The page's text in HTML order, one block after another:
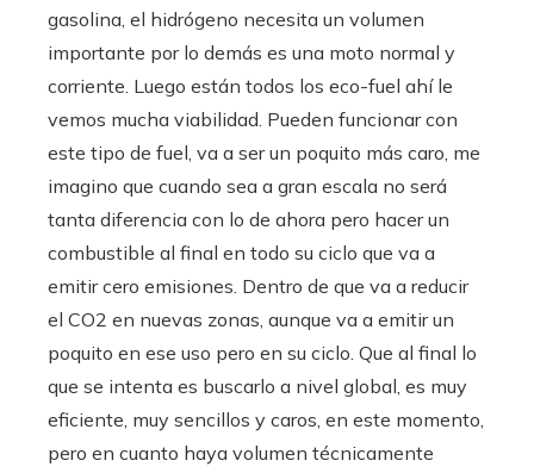
gasolina, el hidrógeno necesita un volumen
importante por lo demás es una moto normal y
corriente. Luego están todos los eco-fuel ahí le
vemos mucha viabilidad. Pueden funcionar con
este tipo de fuel, va a ser un poquito más caro, me
imagino que cuando sea a gran escala no será
tanta diferencia con lo de ahora pero hacer un
combustible al final en todo su ciclo que va a
emitir cero emisiones. Dentro de que va a reducir
el CO2 en nuevas zonas, aunque va a emitir un
poquito en ese uso pero en su ciclo. Que al final lo
que se intenta es buscarlo a nivel global, es muy
eficiente, muy sencillos y caros, en este momento,
pero en cuanto haya volumen técnicamente